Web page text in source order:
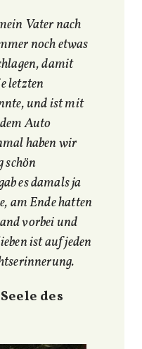
Vater nach
noch etwas
damit
letzten
und ist mit
Auto
haben wir
schön
es damals ja
am Ende hatten
vorbei und
ist auf jeden
des